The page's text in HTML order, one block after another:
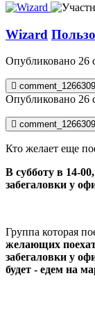
Wizard
Опубликовано 26
comment_1266309
Опубликовано 26
comment_1266309
Кто желает еще
В субботу в 14-
забегаловки у
Группа которая
желающих
забегаловки у
будет - едем на